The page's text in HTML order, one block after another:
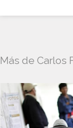
Más de Carlos